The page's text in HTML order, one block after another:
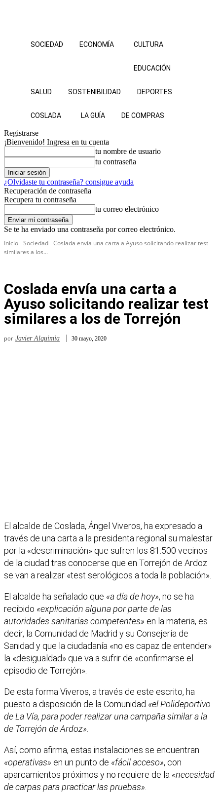
SOCIEDAD ECONOMÍA CULTURA
EDUCACIÓN
SALUD SOSTENIBILIDAD DEPORTES
COSLADA LA GUÍA DE COMPRAS
Registrarse
¡Bienvenido! Ingresa en tu cuenta
tu nombre de usuario
tu contraseña
¿Olvidaste tu contraseña? consigue ayuda
Recuperación de contraseña
Recupera tu contraseña
tu correo electrónico
Se te ha enviado una contraseña por correo electrónico.
Inicio Sociedad Coslada envía una carta a Ayuso solicitando realizar test
similares a los...
Coslada envía una carta a
Ayuso solicitando realizar test
similares a los de Torrejón
por Javier Alquimia 30 mayo, 2020
El alcalde de Coslada, Ángel Viveros, ha expresado a
través de una carta a la presidenta regional su malestar
por la «descriminación» que sufren los 81.500 vecinos
de la ciudad tras conocerse que en Torrejón de Ardoz
se van a realizar «test serológicos a toda la población».
El alcalde ha señalado que «a día de hoy», no se ha
recibido «explicación alguna por parte de las
autoridades sanitarias competentes» en la materia, es
decir, la Comunidad de Madrid y su Consejería de
Sanidad y que la ciudadanía «no es capaz de entender»
la «desigualdad» que va a sufrir de «confirmarse el
episodio de Torrejón».
De esta forma Viveros, a través de este escrito, ha
puesto a disposición de la Comunidad «el Polideportivo
de La Vía, para poder realizar una campaña similar a la
de Torrejón de Ardoz».
Así, como afirma, estas instalaciones se encuentran
«operativas» en un punto de «fácil acceso», con
aparcamientos próximos y no requiere de la «necesidad
de carpas para practicar las pruebas».